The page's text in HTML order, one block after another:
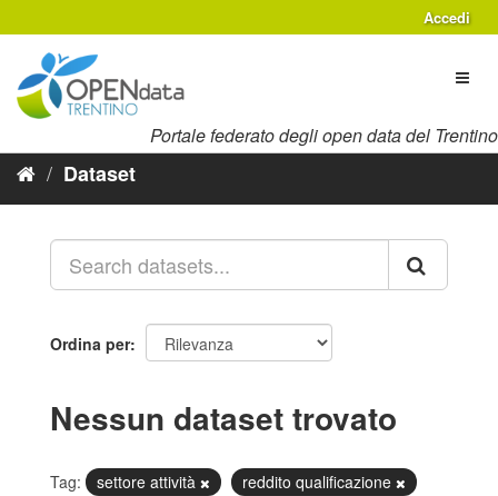
al
contenuto
Accedi
Portale federato degli open data del Trentino
Dataset
Ordina per
Nessun dataset trovato
Tag: settore attività
reddito qualificazione